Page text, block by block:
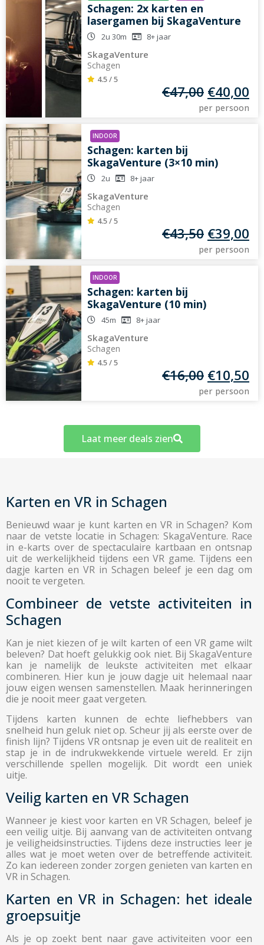
Schagen: 2x karten en
lasergamen bij SkagaVenture
2u 30m 8+jaar
SkagaVenture
Schagen
4.5 / 5
€47,00 €40,00
per persoon
INDOOR
Schagen: karten bij
SkagaVenture (3×10 min)
2u 8+jaar
SkagaVenture
Schagen
4.5 / 5
€43,50 €39,00
per persoon
INDOOR
Schagen: karten bij
SkagaVenture (10 min)
45m 8+jaar
SkagaVenture
Schagen
4.5 / 5
€16,00 €10,50
per persoon
Laat meer deals zien
Karten en VR in Schagen
Benieuwd waar je kunt karten en VR in Schagen? Kom
naar de vetste locatie in Schagen: SkagaVenture. Race
in e-karts over de spectaculaire kartbaan en ontsnap
uit de werkelijkheid tijdens een VR game. Tijdens een
dagje karten en VR in Schagen beleef je een dag om
nooit te vergeten.
Combineer de vetste activiteiten in
Schagen
Kan je niet kiezen of je wilt karten of een VR game wilt
beleven? Dat hoeft gelukkig ook niet. Bij SkagaVenture
kan je namelijk de leukste activiteiten met elkaar
combineren. Hier kun je jouw dagje uit helemaal naar
jouw eigen wensen samenstellen. Maak herinneringen
die je nooit meer gaat vergeten.
Tijdens karten kunnen de echte liefhebbers van
snelheid hun geluk niet op. Scheur jij als eerste over de
finish lijn? Tijdens VR ontsnap je even uit de realiteit en
stap je in de indrukwekkende virtuele wereld. Er zijn
verschillende spellen mogelijk. Dit wordt een uniek
uitje.
Veilig karten en VR Schagen
Wanneer je kiest voor karten en VR Schagen, beleef je
een veilig uitje. Bij aanvang van de activiteiten ontvang
je veiligheidsinstructies. Tijdens deze instructies leer je
alles wat je moet weten over de betreffende activiteit.
Zo kan iedereen zonder zorgen genieten van karten en
VR in Schagen.
Karten en VR in Schagen: het ideale
groepsuitje
Als je op zoekt bent naar gave activiteiten voor een